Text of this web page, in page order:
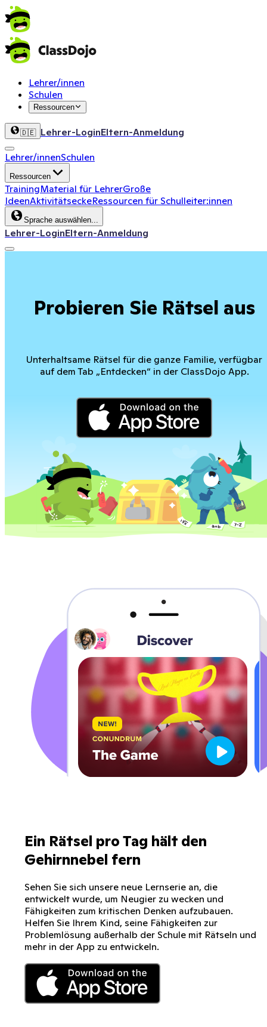
Lehrer/innen
Schulen
Ressourcen
🇩🇪 Lehrer-LoginEltern-Anmeldung
Lehrer/innenSchulen
Ressourcen
TrainingMaterial für LehrerGroße
IdeenAktivitätseckeRessourcen für Schulleiter:innen
Sprache auswählen...
Lehrer-LoginEltern-Anmeldung
Probieren Sie Rätsel aus
Unterhaltsame Rätsel für die ganze Familie, verfügbar
auf dem Tab „Entdecken“ in der ClassDojo App.
Ein Rätsel pro Tag hält den
Gehirnnebel fern
Sehen Sie sich unsere neue Lernserie an, die
entwickelt wurde, um Neugier zu wecken und
Fähigkeiten zum kritischen Denken aufzubauen.
Helfen Sie Ihrem Kind, seine Fähigkeiten zur
Problemlösung außerhalb der Schule mit Rätseln und
mehr in der App zu entwickeln.